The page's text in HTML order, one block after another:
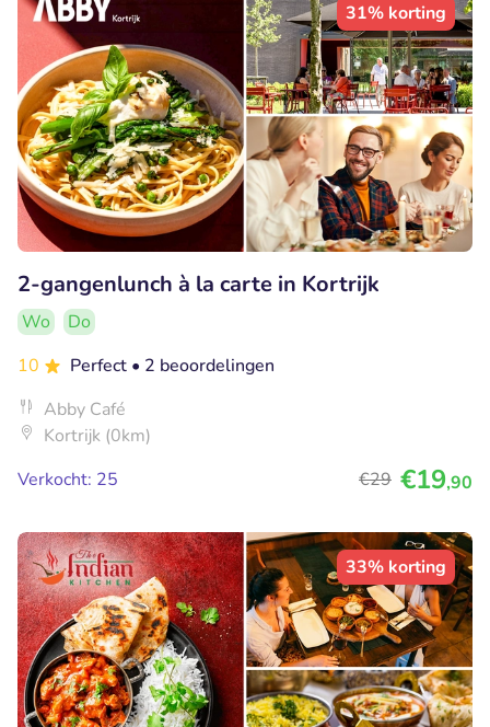
31% korting
2-gangenlunch à la carte in Kortrijk
Wo
Do
10
Perfect • 2 beoordelingen
Abby Café
Kortrijk (0km)
Verkocht: 25
€29 €19,90
33% korting